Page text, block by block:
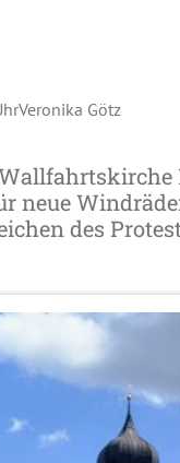
Veronika Götz
neue
des